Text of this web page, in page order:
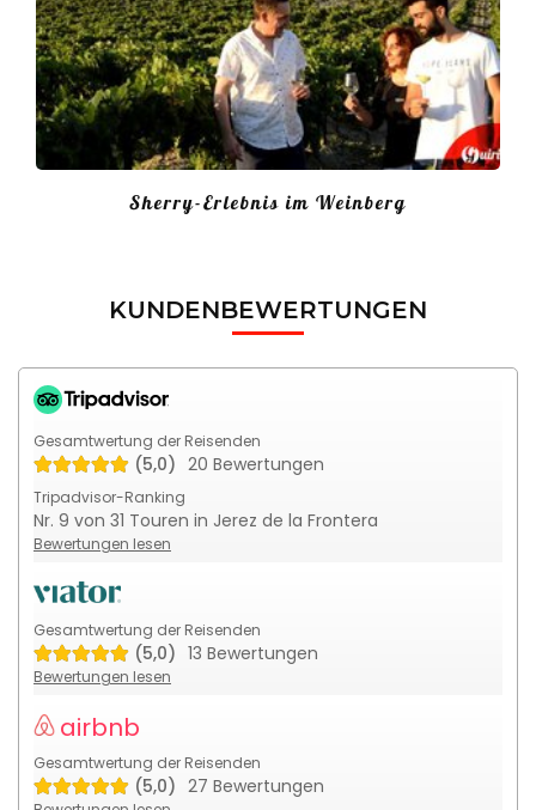
Sherry-Erlebnis im Weinberg
KUNDENBEWERTUNGEN
Gesamtwertung der Reisenden
(5,0) 20 Bewertungen
Tripadvisor-Ranking
Nr. 9 von 31 Touren in Jerez de la Frontera
Bewertungen lesen
Gesamtwertung der Reisenden
(5,0) 13 Bewertungen
Bewertungen lesen
airbnb
Gesamtwertung der Reisenden
(5,0) 27 Bewertungen